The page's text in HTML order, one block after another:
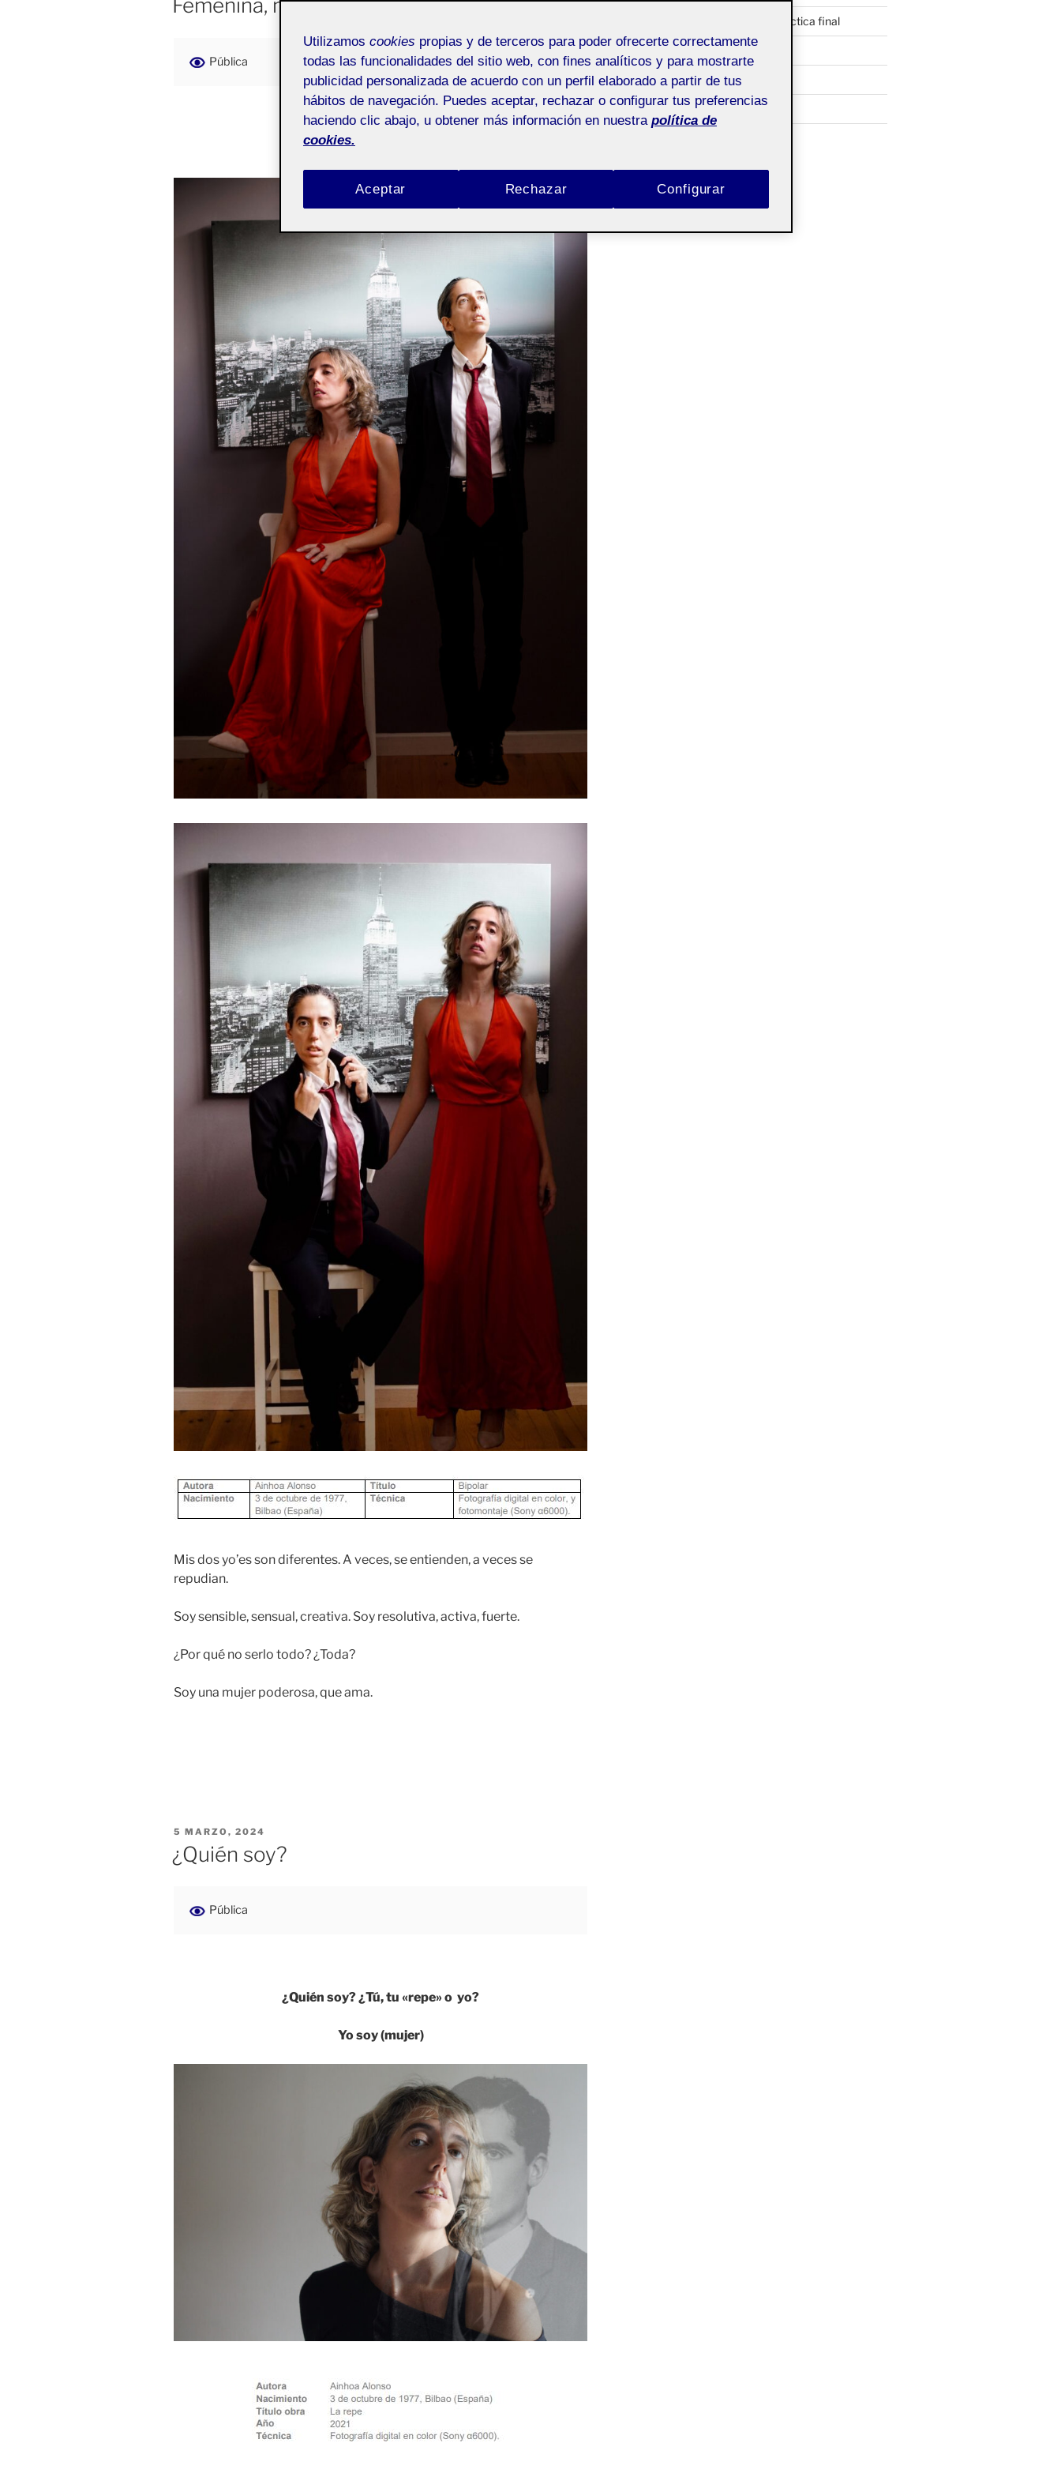
Femenina, masculina
Pública
¿YO? ¿TÚ? ¿AMB*S?
Mis dos yo’es son diferentes. A veces, se entienden, a veces se
repudian.
Soy sensible, sensual, creativa. Soy resolutiva, activa, fuerte.
¿Por qué no serlo todo? ¿Toda?
Soy una mujer poderosa, que ama.
PUBLICADO
5 MARZO, 2024
¿Quién soy?
Pública
¿Quién soy? ¿Tú, tu «repe» o yo?
Yo soy (mujer)
Instalaciones audiovisuales: práctica final
Un nuevo amanecer
Femenina, masculina
¿Quién soy?
20211 (2)
Utilizamos cookies propias y de terceros para poder ofrecerte correctamente
todas las funcionalidades del sitio web, con fines analíticos y para mostrarte
publicidad personalizada de acuerdo con un perfil elaborado a partir de tus
hábitos de navegación. Puedes aceptar, rechazar o configurar tus preferencias
haciendo clic abajo, u obtener más información en nuestra política de
cookies.
Rechazar
Aceptar Configurar